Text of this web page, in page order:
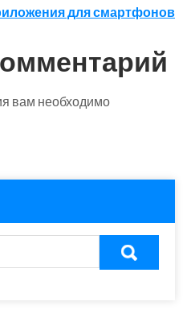
для смартфонов
вам необходимо